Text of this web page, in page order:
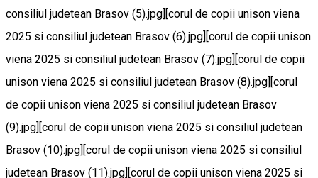
consiliul judetean Brasov (5).jpg][corul de copii unison viena
2025 si consiliul judetean Brasov (6).jpg][corul de copii unison
viena 2025 si consiliul judetean Brasov (7).jpg][corul de copii
unison viena 2025 si consiliul judetean Brasov (8).jpg][corul
de copii unison viena 2025 si consiliul judetean Brasov
(9).jpg][corul de copii unison viena 2025 si consiliul judetean
Brasov (10).jpg][corul de copii unison viena 2025 si consiliul
judetean Brasov (11).jpg][corul de copii unison viena 2025 si